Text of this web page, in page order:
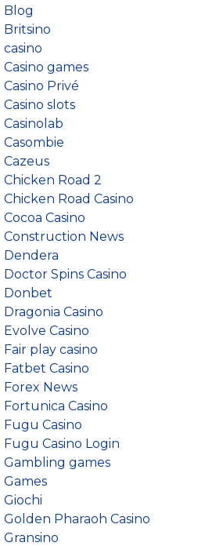
Blog
Britsino
casino
Casino games
Casino Privé
Casino slots
Casinolab
Casombie
Cazeus
Chicken Road 2
Chicken Road Casino
Cocoa Casino
Construction News
Dendera
Doctor Spins Casino
Donbet
Dragonia Casino
Evolve Casino
Fair play casino
Fatbet Casino
Forex News
Fortunica Casino
Fugu Casino
Fugu Casino Login
Gambling games
Games
Giochi
Golden Pharaoh Casino
Gransino